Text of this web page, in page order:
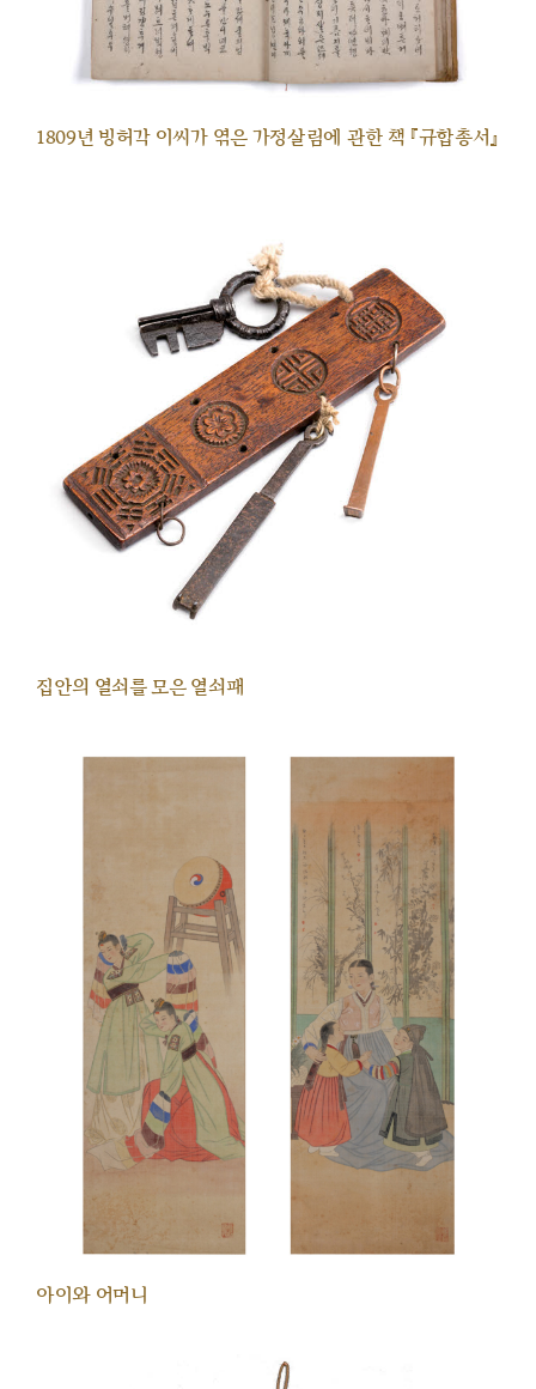
1809년 빙허각 이씨가 엮은 가정살림에 관한 책 『규합총서』
집안의 열쇠를 모은 열쇠패
아이와 어머니